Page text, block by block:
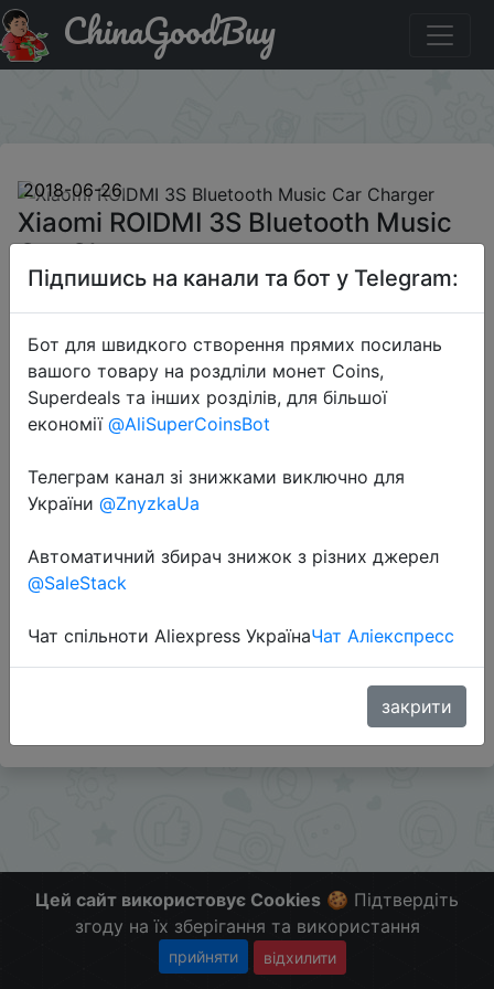
Паридбати з промокодом GBmid-year12A Xiaomi ROIDMI
3S Bluetooth Music Car Charger
ChinaGoodBuy
2018-06-26
Xiaomi ROIDMI 3S Bluetooth Music
Car Charger
$10.99
Промокод:"GBmid-year12A"
Слідкуйте за знижками на мобільному, в телеграм
Цей сайт використовує Cookies 🍪 Підтвердіть
згоду на їх зберігання та використання
прийняти відхилити
Підпишись на канали та бот у Telegram:
Бот для швидкого створення прямих посилань
вашого товару на роздліли монет Coins,
Superdeals та інших розділів, для більшої
економії @AliSuperCoinsBot
Телеграм канал зі знижками виключно для
України @ZnyzkaUa
Автоматичний збирач знижок з різних джерел
@SaleStack
Чат спільноти Aliexpress УкраїнаЧат Аліекспресс
закрити